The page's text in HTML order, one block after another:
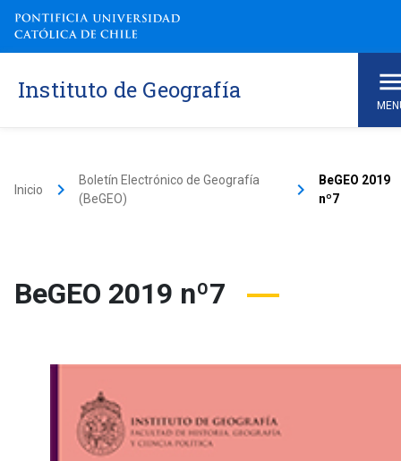
Instituto de Geografía
Inicio keyboard_arrow_right
Boletín Electrónico de Geografía
(BeGEO)
keyboard_arrow_right
BeGEO 2019
nº7
BeGEO 2019 nº7